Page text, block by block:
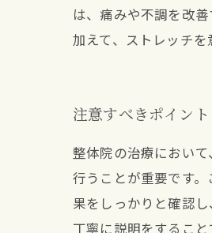
は、痛みや不調を改
加えて、ストレッチ
注意すべきポイント
整体院の治療におい
行うことが重要です
果をしっかりと確認
丁寧に説明をするこ